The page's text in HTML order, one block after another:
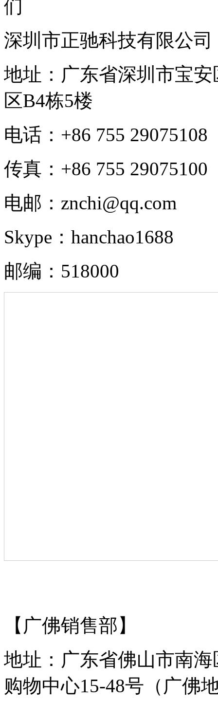
深圳市正驰科技有限公司
地址：广东省深圳市宝
区B4栋5楼
电话：+86 755 29075108
传真：+86 755 29075100
电邮：znchi@qq.com
Skype：hanchao1688
邮编：518000
【广佛销售部】
地址：广东省佛山市南
购物中心15-48号（广佛